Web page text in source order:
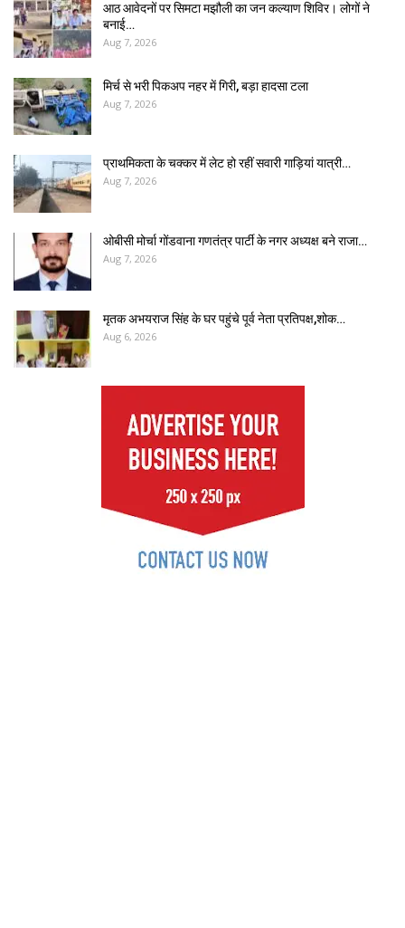
आठ आवेदनों पर सिमटा मझौली का जन कल्याण शिविर। लोगों ने
बनाई…
Aug 7, 2026
मिर्च से भरी पिकअप नहर में गिरी, बड़ा हादसा टला
Aug 7, 2026
प्राथमिकता के चक्कर में लेट हो रहीं सवारी गाड़ियां यात्री…
Aug 7, 2026
ओबीसी मोर्चा गोंडवाना गणतंत्र पार्टी के नगर अध्यक्ष बने राजा…
Aug 7, 2026
मृतक अभयराज सिंह के घर पहुंचे पूर्व नेता प्रतिपक्ष,शोक…
Aug 6, 2026